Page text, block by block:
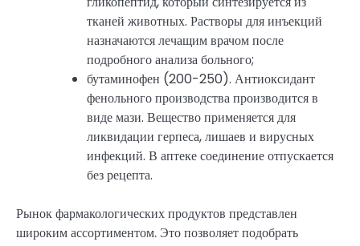
тканей животных. Растворы для инъекций
назначаются лечащим врачом после
подробного анализа больного;
бутаминофен (200-250). Антиоксидант
фенольного производства производится в
виде мази. Вещество применяется для
ликвидации герпеса, лишаев и вирусных
инфекций. В аптеке соединение отпускается
без рецепта.
Рынок фармакологических продуктов представлен
широким ассортиментом. Это позволяет подобрать